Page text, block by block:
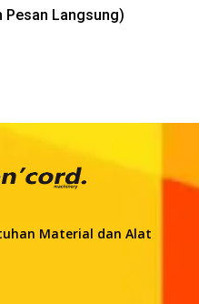
Pesan Langsung)
Material dan Alat